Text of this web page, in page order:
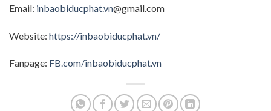
Email: inbaobiducphat.vn@gmail.com
Website: https://inbaobiducphat.vn/
Fanpage: FB.com/inbaobiducphat.vn